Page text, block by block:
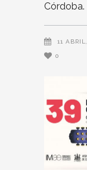
Córdoba.
11
0